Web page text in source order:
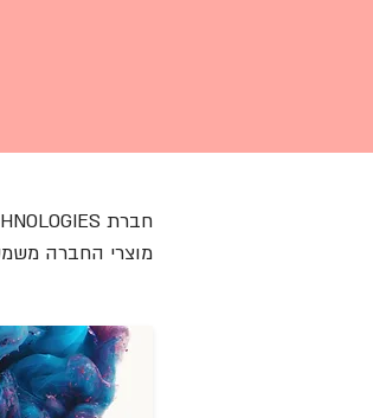
חברת ALIT TECHNOLOGIES חברה איטלקית ונחשבת לחברה המובילה בעולם בתחום הסרת צבע.
מוצרי החברה